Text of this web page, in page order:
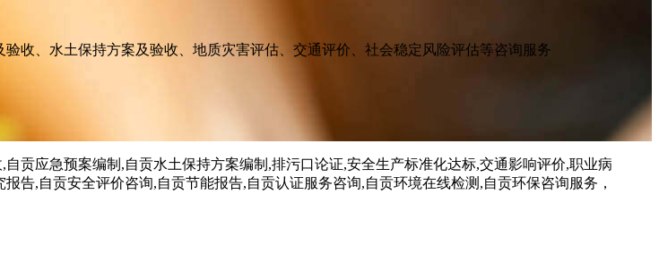
收、水土保持方案及验收、地质灾害评估、交通评价、社会稳定风险评估等咨询服务